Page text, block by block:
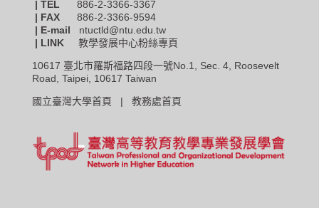
| TEL 886-2-3366-3367
| FAX
886-2-3366-9594
| E-mail ntuctld@ntu.edu.tw
| LINK 教學發展中心粉絲專頁
10617 臺北市羅斯福路四段一號No.1, Sec. 4, Roosevelt
Road, Taipei, 10617 Taiwan
國立臺灣大學首頁 | 教務處首頁